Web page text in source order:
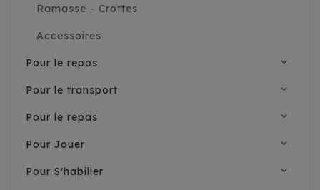
Ramasse - Crottes
Accessoires
Pour le repos expand_more
Pour le transport expand_more
Pour le repas expand_more
Pour Jouer expand_more
Pour S'habiller expand_more